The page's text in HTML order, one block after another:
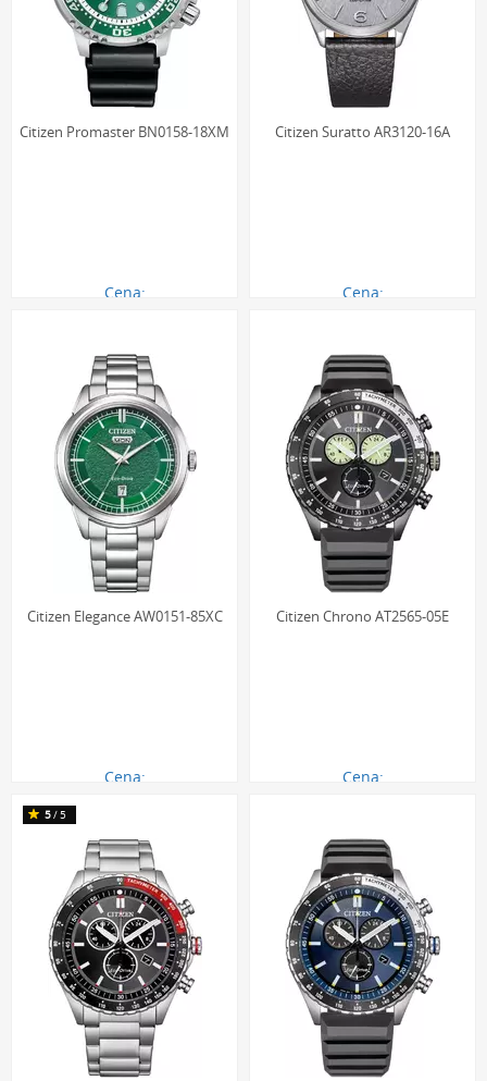
Citizen Promaster BN0158-18XM
Cena:
Citizen Suratto AR3120-16A
Cena:
Citizen Elegance AW0151-85XC
Cena:
Citizen Chrono AT2565-05E
Cena:
5/5